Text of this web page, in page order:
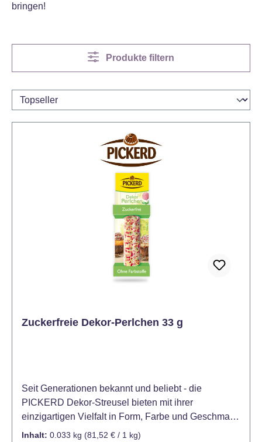
bringen!
Produkte filtern
Zuckerfreie Dekor-Perlchen 33 g
Seit Generationen bekannt und beliebt - die
PICKERD Dekor-Streusel bieten mit ihrer
einzigartigen Vielfalt in Form, Farbe und Geschmack
für jeden Anlass die passende Dekoration. Mit den
Inhalt: 0.033 kg (81,52 € / 1 kg)